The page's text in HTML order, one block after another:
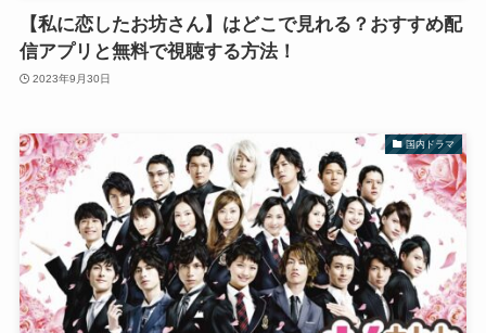
【私に恋したお坊さん】はどこで見れる？おすすめ配
信アプリと無料で視聴する方法！
2023年9月30日
国内ドラマ